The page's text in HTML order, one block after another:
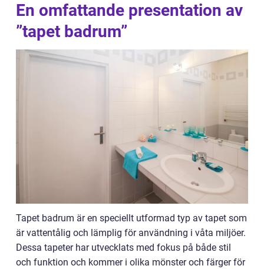
En omfattande presentation av
”tapet badrum”
Tapet badrum är en speciellt utformad typ av tapet som
är vattentålig och lämplig för användning i våta miljöer.
Dessa tapeter har utvecklats med fokus på både stil
och funktion och kommer i olika mönster och färger för